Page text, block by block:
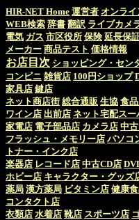
HIR-NET Home 運営者 オンライ
WEB検索 辞書 翻訳 ライブカメ
電気 ガス 市区役所 保険 延長保
メーカー 商品テスト 価格情報
お店目次 ショッピング・セン
コンビニ 雑貨店 100円ショップ
家具店 鍵店
ネット商店街 総合通販 生協 食
ワイン店 出前店 ネット宅配スー
家電店 電子部品店 カメラ店 中
フラッシュ・メモリー店 パソコ
トナー・インク店
楽器店 レコード店 中古CD店
ホビー店 キャラクター・グッズ
薬局 漢方薬局 ビタミン店 健康
コンタクト店
衣類店 水着店 靴店 スポーツ店